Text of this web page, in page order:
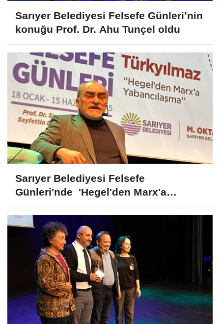
Sarıyer Belediyesi Felsefe Günleri’nin
konuğu Prof. Dr. Ahu Tunçel oldu
Sarıyer Belediyesi Felsefe
Günleri'nde 'Hegel'den Marx'a
Yabancılaşma' Anlatıldı